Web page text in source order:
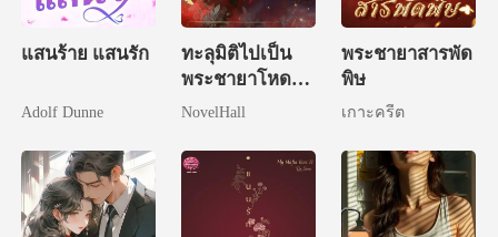
แสนร้าย แสนรัก
Adolf Dunne
ทะลุมิติไปเป็น
พระชายาโหด
แห่งวังหลวง
NovelHall
พระชายาสารพัด
พิษ
เกาะครีต